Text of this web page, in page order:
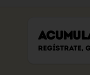
Regístrate,